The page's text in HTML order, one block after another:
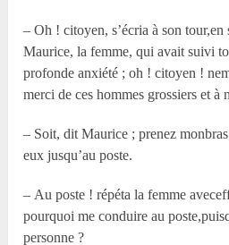
– Oh ! citoyen, s’écria à son tour,en
Maurice, la femme, qui avait suivi
profonde anxiété ; oh ! citoyen !
merci de ces hommes grossiers et à
– Soit, dit Maurice ; prenez
eux jusqu’au poste.
– Au poste ! répéta la femme
pourquoi me conduire au
personne ?